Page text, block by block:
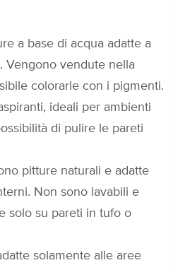
a base di acqua adatte a
Vengono vendute nella
colorarle con i pigmenti.
ideali per ambienti
di pulire le pareti
pitture naturali e adatte
Non sono lavabili e
solo su pareti in tufo o
solamente alle aree